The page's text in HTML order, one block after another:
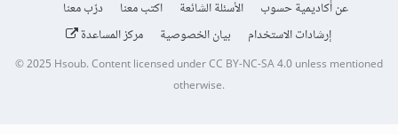
عن أكاديمية حسوب الأسئلة الشائعة اكتب معنا
درّب معنا
إرشادات الاستخدام
بيان الخصوصية مركز المساعدة
© 2025Hsoub.Content licensed underCC BY-NC-SA 4.0unless mentioned
otherwise.